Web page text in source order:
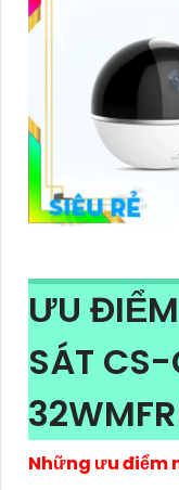
ƯU
SÁT
Những ưu điểm